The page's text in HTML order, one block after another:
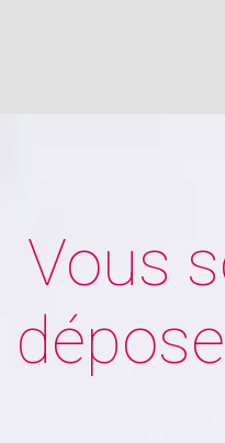
Vous